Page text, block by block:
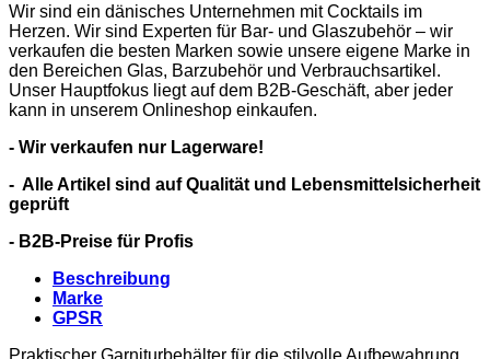
Wir sind ein dänisches Unternehmen mit Cocktails im
Herzen. Wir sind Experten für Bar- und Glaszubehör – wir
verkaufen die besten Marken sowie unsere eigene Marke in
den Bereichen Glas, Barzubehör und Verbrauchsartikel.
Unser Hauptfokus liegt auf dem B2B-Geschäft, aber jeder
kann in unserem Onlineshop einkaufen.
- Wir verkaufen nur Lagerware!
- Alle Artikel sind auf Qualität und Lebensmittelsicherheit
geprüft
- B2B-Preise für Profis
Beschreibung
Marke
GPSR
Praktischer Garniturbehälter für die stilvolle Aufbewahrung